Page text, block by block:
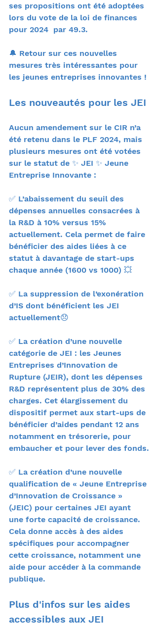
ses propositions ont été adoptées
lors du vote de la loi de finances
pour 2024  par 49.3.
🔔 Retour sur ces nouvelles
mesures très intéressantes pour
les jeunes entreprises innovantes !
Les nouveautés pour les JEI
Aucun amendement sur le CIR n’a
été retenu dans le PLF 2024, mais
plusieurs mesures ont été votées
sur le statut de ✨ JEI ✨ Jeune
Entreprise Innovante :
✅ L’abaissement du seuil des
dépenses annuelles consacrées à
la R&D à 10% versus 15%
actuellement. Cela permet de faire
bénéficier des aides liées à ce
statut à davantage de start-ups
chaque année (1600 vs 1000) 💥
✅ La suppression de l’exonération
d’IS dont bénéficient les JEI
actuellement😞
✅ La création d’une nouvelle
catégorie de JEI : les Jeunes
Entreprises d’Innovation de
Rupture (JEIR), dont les dépenses
R&D représentent plus de 30% des
charges. Cet élargissement du
dispositif permet aux start-ups de
bénéficier d’aides pendant 12 ans
notamment en trésorerie, pour
embaucher et pour lever des fonds.
✅ La création d’une nouvelle
qualification de « Jeune Entreprise
d’Innovation de Croissance »
(JEIC) pour certaines JEI ayant
une forte capacité de croissance.
Cela donne accès à des aides
spécifiques pour accompagner
cette croissance, notamment une
aide pour accéder à la commande
publique.
Plus d'infos sur les aides
accessibles aux JEI